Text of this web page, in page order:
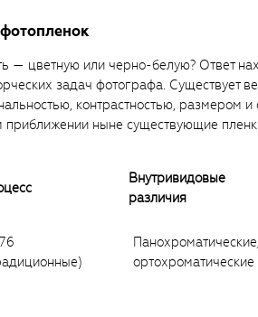
— цветную или черно-белую? Ответ
задач фотографа. Существует
контрастностью, размером
ныне существующие
Внутривидовые
различия
ортохроматические